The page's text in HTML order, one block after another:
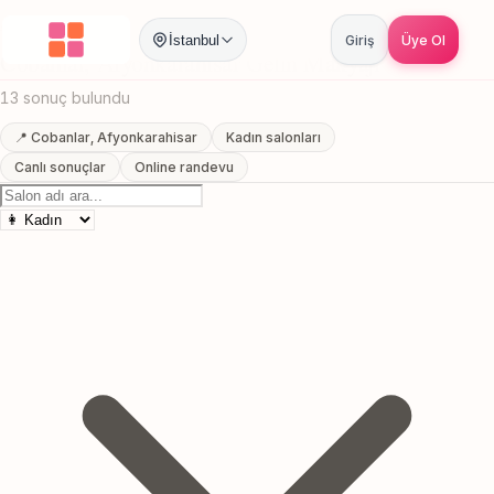
İstanbul Giriş Üye Ol
Anasayfa / Afyonkarahisar Cobanlar Gelin Makyajı
Cobanlar, Afyonkarahisar Gelin Makyajı
13 sonuç bulundu
📍 Cobanlar, Afyonkarahisar
Kadın salonları
Canlı sonuçlar
Online randevu